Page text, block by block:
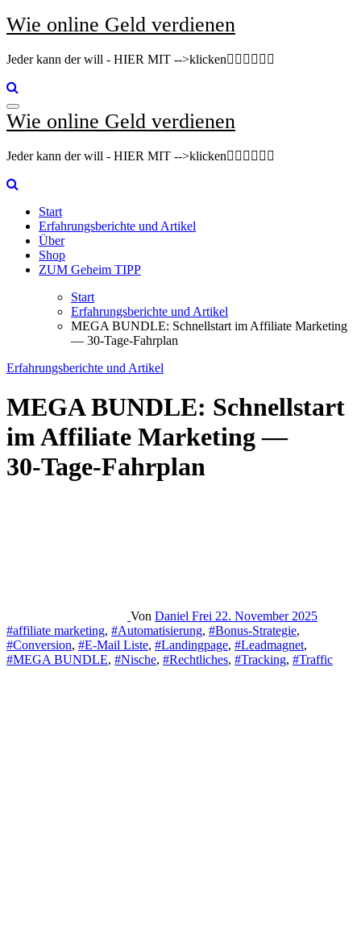
Zum
Inhalt
Wie online Geld verdienen
Jeder kann der will - HIER MIT -->klicken👇🏽👇🏽👇🏽
Wie online Geld verdienen
Jeder kann der will - HIER MIT -->klicken👇🏽👇🏽👇🏽
Start
Erfahrungsberichte und Artikel
Über
Shop
ZUM Geheim TIPP
Start
Erfahrungsberichte und Artikel
MEGA BUNDLE: Schnellstart im Affiliate Marketing
— 30‑Tage-Fahrplan
Erfahrungsberichte und Artikel
MEGA BUNDLE: Schnellstart
im Affiliate Marketing —
30‑Tage-Fahrplan
Von Daniel Frei 22. November 2025
#affiliate marketing, #Automatisierung, #Bonus-Strategie,
#Conversion, #E-Mail Liste, #Landingpage, #Leadmagnet,
#MEGA BUNDLE, #Nische, #Rechtliches, #Tracking, #Traffic